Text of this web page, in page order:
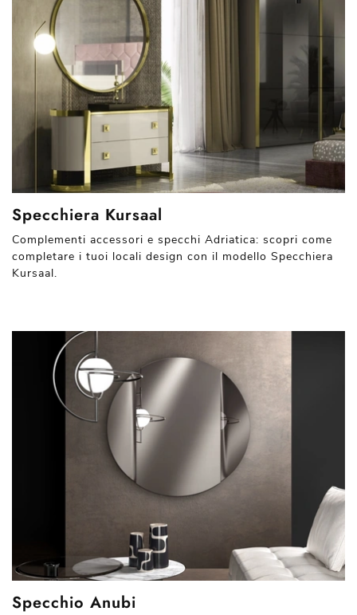
Specchiera Kursaal
Complementi accessori e specchi Adriatica: scopri come
completare i tuoi locali design con il modello Specchiera
Kursaal.
Specchio Anubi